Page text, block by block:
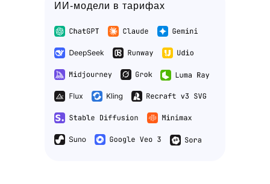
ИИ-модели в тарифах